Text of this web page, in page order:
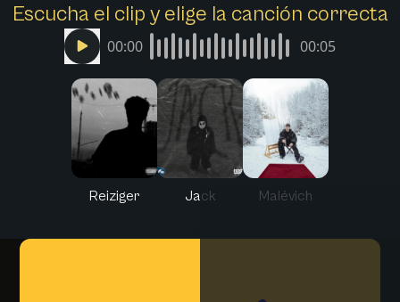
Escucha el clip y elige la canción correcta
00:00 00:05
Reiziger Jack Malévich